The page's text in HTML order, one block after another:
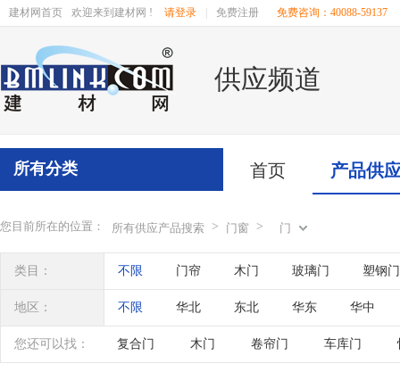
建材网首页 欢迎来到建材网 ! 请登录 免费注册 免费咨询：40088-59137
供应频道
首页 产品供
所有分类
您目前所在的位置： 所有供应产品搜索 > 门窗 > 门
类目： 不限 门帘 木门 玻璃门 塑钢门
旋转门 移动门 推拉门 造型门
车库门 室内门 进口门 免漆门
地区： 不限 华北 东北 华东 华中
辽宁 吉林 黑龙江 内蒙古 江苏
您还可以找： 复合门 木门 卷帘门 车库门